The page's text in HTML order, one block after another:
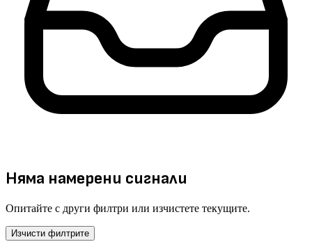
Няма намерени сигнали
Опитайте с други филтри или изчистете текущите.
Изчисти филтрите